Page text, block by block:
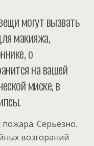
могут вызвать
макияжа,
о
на вашей
миске, в
Серьёзно.
возгораний